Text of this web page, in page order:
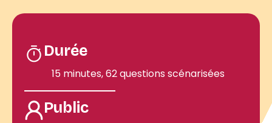
Durée
15 minutes, 62 questions scénarisées
Public